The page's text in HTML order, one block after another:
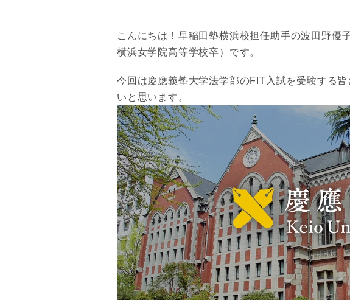
こんにちは！早稲田塾横浜校担任助手の波田野優
横浜女学院高等学校卒）です。
今回は慶應義塾大学法学部のFIT入試を受験する
いと思います。